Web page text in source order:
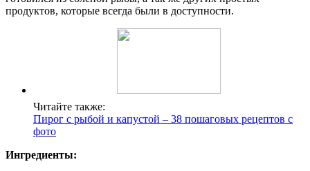
продуктов, которые всегда были в доступности.
Читайте также:
Пирог с рыбой и капустой – 38 пошаговых рецептов с
фото
Ингредиенты: